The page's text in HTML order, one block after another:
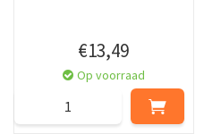
€13,49
Op voorraad